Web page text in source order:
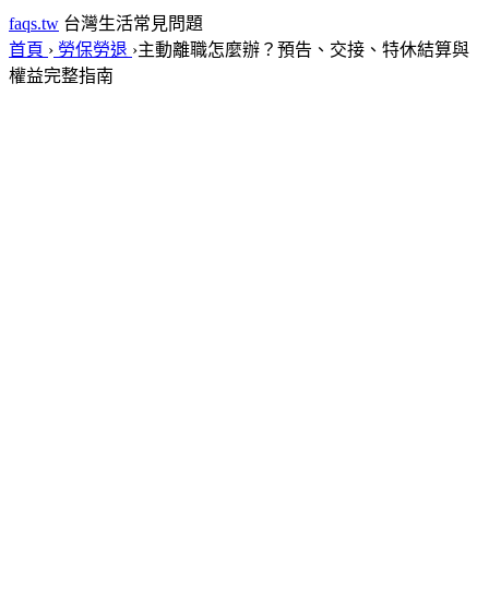
faqs.tw 台灣生活常見問題
首頁 › 勞保勞退 ›主動離職怎麼辦？預告、交接、特休結算與
權益完整指南